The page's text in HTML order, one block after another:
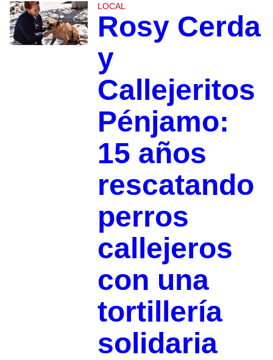
LOCAL
Rosy Cerda
y
Callejeritos
Pénjamo:
15 años
rescatando
perros
callejeros
con una
tortillería
solidaria